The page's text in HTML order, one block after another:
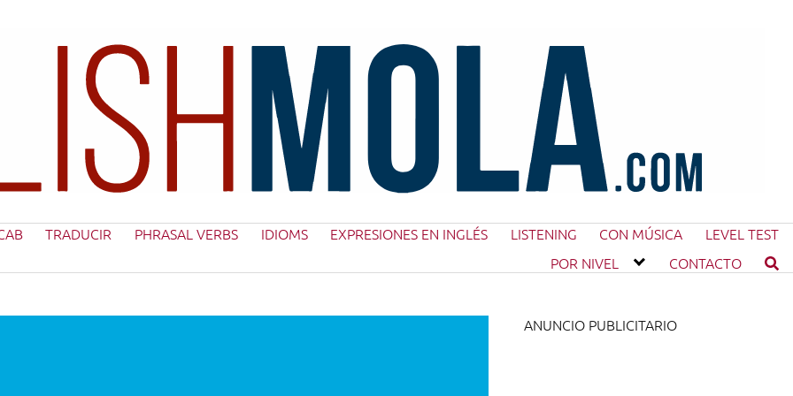
TRADUCIR PHRASAL VERBS IDIOMS EXPRESIONES EN INGLÉS LISTENING CON MÚSICA
LEVEL TEST
POR NIVEL
CONTACTO
ANUNCIO PUBLICITARIO